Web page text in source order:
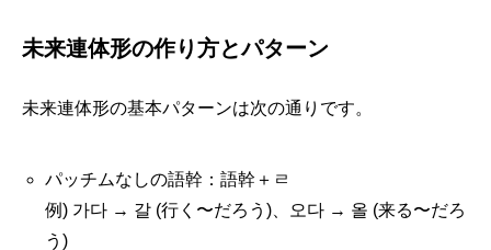
未来連体形の作り方とパターン
未来連体形の基本パターンは次の通りです。
パッチムなしの語幹：語幹＋ㄹ
例) 가다 → 갈 (行く〜だろう)、오다 → 올 (来る〜だろ
う)